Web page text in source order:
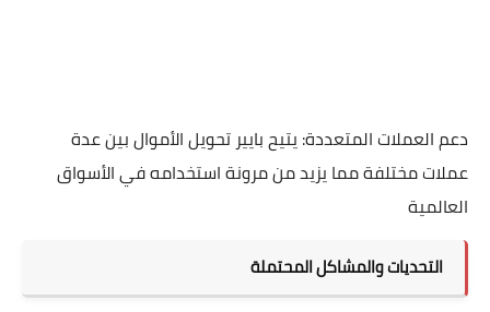
دعم العملات المتعددة: يتيح بايير تحويل الأموال بين عدة
عملات مختلفة مما يزيد من مرونة استخدامه في الأسواق
العالمية
التحديات والمشاكل المحتملة